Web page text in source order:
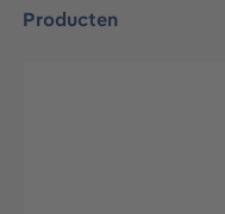
Producten